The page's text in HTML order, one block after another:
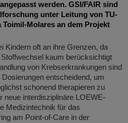
werden. GSI/FAIR sind
unter Leitung von TU-
Molares an dem Projekt
Kindern oft an ihre Grenzen, da
kaum berücksichtigt
von Krebserkrankungen sind
entscheidend, um
schonend therapieren zu
neue interdisziplinäre LOEWE-
Medizintechnik für das
am Point-of-Care in der